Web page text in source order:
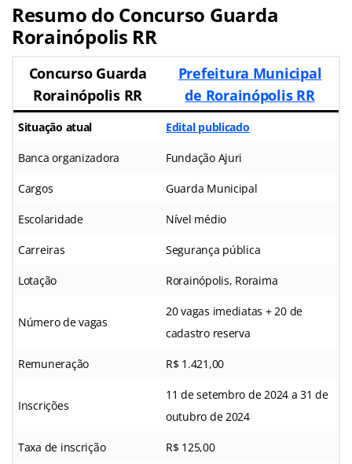
Resumo do Concurso Guarda
Rorainópolis RR
Concurso Guarda
Rorainópolis RR
Prefeitura Municipal
de Rorainópolis RR
Situação atual Edital publicado
Banca organizadora Fundação Ajuri
Cargos Guarda Municipal
Escolaridade Nível médio
Carreiras Segurança pública
Lotação Rorainópolis, Roraima
Número de vagas
20 vagas imediatas + 20 de
cadastro reserva
Remuneração R$ 1.421,00
Inscrições
11 de setembro de 2024 a 31 de
outubro de 2024
Taxa de inscrição R$ 125,00